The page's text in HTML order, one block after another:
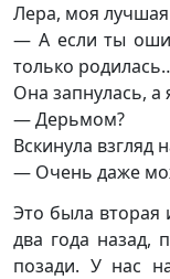
Лера, моя лучшая
— А если ты
только
Она запнулась, а
— Дерьмом?
Вскинула взгляд
— Очень даже
Это была вторая
два года назад,
позади. У нас